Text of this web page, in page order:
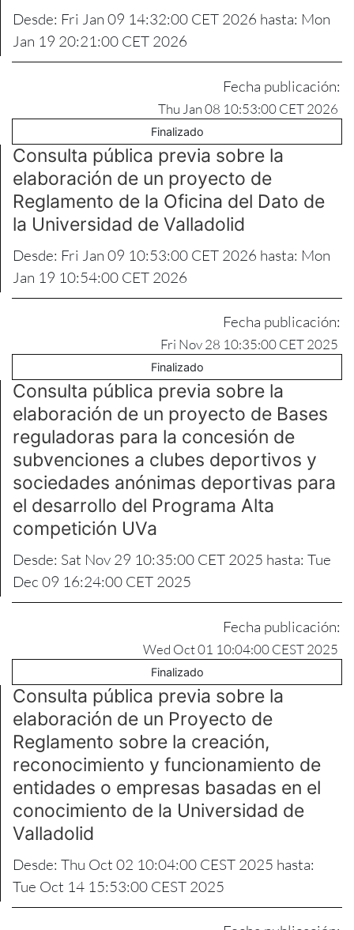
Desde: Fri Jan 09 14:32:00 CET 2026 hasta: Mon
Jan 19 20:21:00 CET 2026
Fecha publicación:
Thu Jan 08 10:53:00 CET 2026
Finalizado
Consulta pública previa sobre la
elaboración de un proyecto de
Reglamento de la Oficina del Dato de
la Universidad de Valladolid
Desde: Fri Jan 09 10:53:00 CET 2026 hasta: Mon
Jan 19 10:54:00 CET 2026
Fecha publicación:
Fri Nov 28 10:35:00 CET 2025
Finalizado
Consulta pública previa sobre la
elaboración de un proyecto de Bases
reguladoras para la concesión de
subvenciones a clubes deportivos y
sociedades anónimas deportivas para
el desarrollo del Programa Alta
competición UVa
Desde: Sat Nov 29 10:35:00 CET 2025 hasta: Tue
Dec 09 16:24:00 CET 2025
Fecha publicación:
Wed Oct 01 10:04:00 CEST 2025
Finalizado
Consulta pública previa sobre la
elaboración de un Proyecto de
Reglamento sobre la creación,
reconocimiento y funcionamiento de
entidades o empresas basadas en el
conocimiento de la Universidad de
Valladolid
Desde: Thu Oct 02 10:04:00 CEST 2025 hasta:
Tue Oct 14 15:53:00 CEST 2025